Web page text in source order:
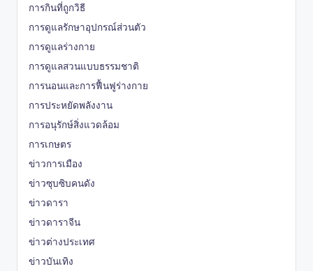
การกินที่ถูกวิธี
การดูแลรักษาอุปกรณ์ส่วนตัว
การดูแลร่างกาย
การดูแลสวนแบบธรรมชาติ
การนอนและการฟื้นฟูร่างกาย
การประหยัดพลังงาน
การอนุรักษ์สิ่งแวดล้อม
การเกษตร
ข่าวการเมือง
ข่าวซุบซิบคนดัง
ข่าวดารา
ข่าวดาราจีน
ข่าวต่างประเทศ
ข่าวบันเทิง